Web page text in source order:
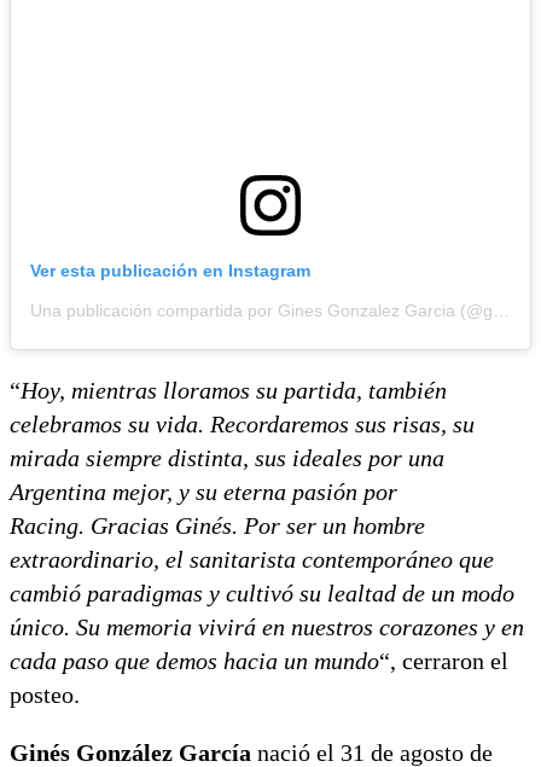
Ver esta publicación en Instagram
“Hoy, mientras lloramos su partida, también
celebramos su vida. Recordaremos sus risas, su
mirada siempre distinta, sus ideales por una
Argentina mejor, y su eterna pasión por
Racing. Gracias Ginés. Por ser un hombre
extraordinario, el sanitarista contemporáneo que
cambió paradigmas y cultivó su lealtad de un modo
único. Su memoria vivirá en nuestros corazones y en
cada paso que demos hacia un mundo“, cerraron el
posteo.
Ginés González García nació el 31 de agosto de